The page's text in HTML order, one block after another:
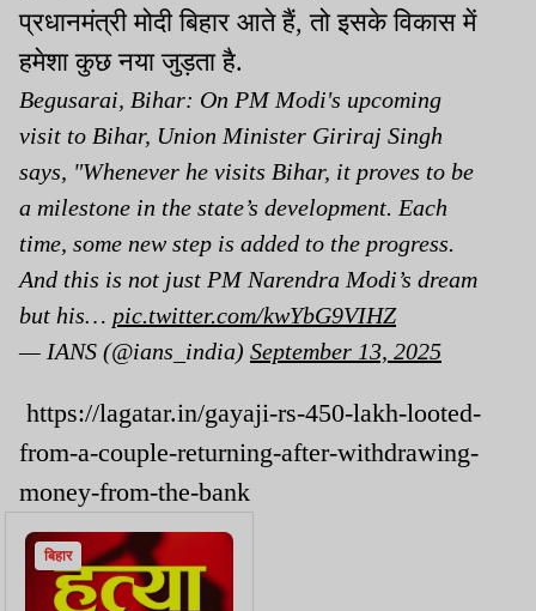
प्रधानमंत्री मोदी बिहार आते हैं, तो इसके विकास में
हमेशा कुछ नया जुड़ता है.
Begusarai, Bihar: On PM Modi's upcoming
visit to Bihar, Union Minister Giriraj Singh
says, "Whenever he visits Bihar, it proves to be
a milestone in the state’s development. Each
time, some new step is added to the progress.
And this is not just PM Narendra Modi’s dream
but his… pic.twitter.com/kwYbG9VIHZ
— IANS (@ians_india) September 13, 2025
https://lagatar.in/gayaji-rs-450-lakh-looted-
from-a-couple-returning-after-withdrawing-
money-from-the-bank
बिहार